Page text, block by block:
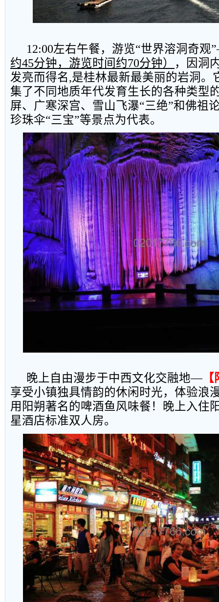
12:00左右午餐，游览“世界溶洞奇观
约45分钟，游览时间约70分钟）
，因洞
发亮而得名,是桂林最新最美丽的岩洞。
集了不同地质年代发育生长的各种类型
屏、广寒深宫、雪山飞瀑“三绝”和佛祖
珍珠伞“三宝”等景点为代表。
晚上自由漫步于中西文化交融地—【
享受小镇独具情韵的休闲时光，体验浪
用阳朔著名的啤酒鱼风味餐！晚上入住
星酒店标准双人房。